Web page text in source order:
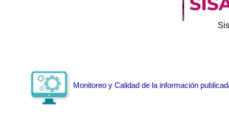
Monitoreo y Calidad de la información